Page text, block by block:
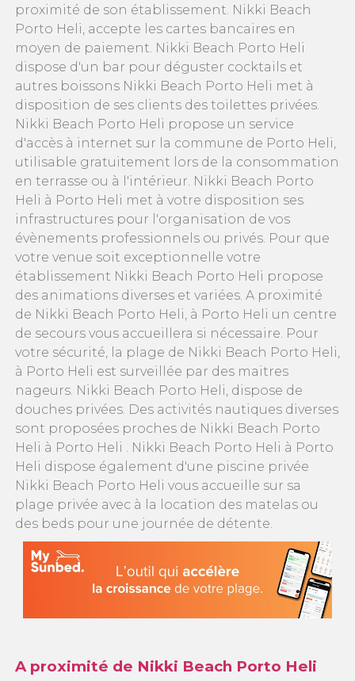
proximité de son établissement. Nikki Beach
Porto Heli, accepte les cartes bancaires en
moyen de paiement. Nikki Beach Porto Heli
dispose d'un bar pour déguster cocktails et
autres boissons Nikki Beach Porto Heli met à
disposition de ses clients des toilettes privées.
Nikki Beach Porto Heli propose un service
d'accès à internet sur la commune de Porto Heli,
utilisable gratuitement lors de la consommation
en terrasse ou à l'intérieur. Nikki Beach Porto
Heli à Porto Heli met à votre disposition ses
infrastructures pour l'organisation de vos
évènements professionnels ou privés. Pour que
votre venue soit exceptionnelle votre
établissement Nikki Beach Porto Heli propose
des animations diverses et variées. A proximité
de Nikki Beach Porto Heli, à Porto Heli un centre
de secours vous accueillera si nécessaire. Pour
votre sécurité, la plage de Nikki Beach Porto Heli,
à Porto Heli est surveillée par des maitres
nageurs. Nikki Beach Porto Heli, dispose de
douches privées. Des activités nautiques diverses
sont proposées proches de Nikki Beach Porto
Heli à Porto Heli . Nikki Beach Porto Heli à Porto
Heli dispose également d'une piscine privée
Nikki Beach Porto Heli vous accueille sur sa
plage privée avec à la location des matelas ou
des beds pour une journée de détente.
A proximité de Nikki Beach Porto Heli